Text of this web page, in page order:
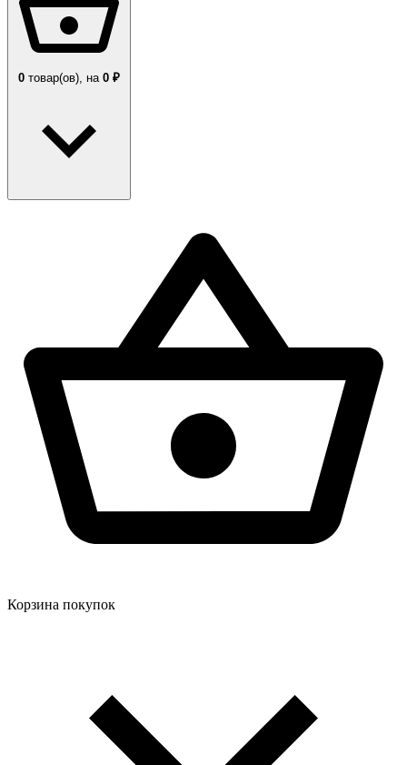
0 товар(ов), на 0 ₽
Корзина покупок